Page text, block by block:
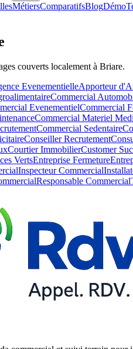
MétiersComparatifsBlogDémo
couverts localement à Briare.
EvenementielleApporteur
Commercial
EvenementielCommercial
Commercial Materiel
Commercial Sedentaire
Conseiller Recrutement
Courtier ImmobilierCustomer
VertsEntreprise Fermeture
Inspecteur Commercial
Responsable Commercial